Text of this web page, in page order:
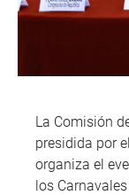
La Comisión
presidida por
organiza el
los